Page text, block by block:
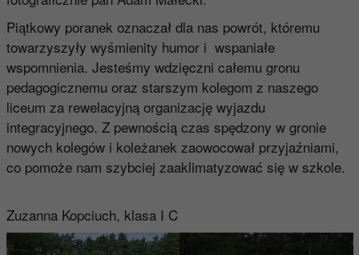
Piątkowy poranek oznaczał dla nas powrót, któremu
towarzyszyły wyśmienity humor i wspaniałe
wspomnienia. Jesteśmy wdzięczni całemu gronu
pedagogicznemu oraz starszym kolegom z naszego
liceum za rewelacyjną organizację wyjazdu
integracyjnego. Z pewnością czas spędzony w gronie
nowych kolegów i koleżanek zaowocował przyjaźniami,
co pomoże nam szybciej zaaklimatyzować się w szkole.
Zuzanna Kopciuch, klasa I C